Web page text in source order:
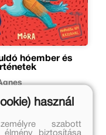
hóember és
használ
szabott
biztosítása